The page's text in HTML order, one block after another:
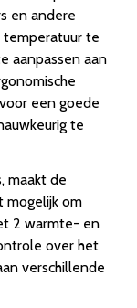
en andere
temperatuur te
aanpassen aan
een goede
te
maakt de
mogelijk om
2 warmte- en
over het
verschillende